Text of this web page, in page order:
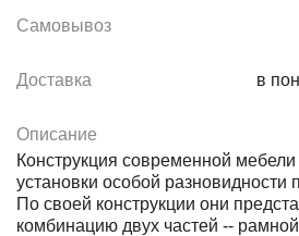
Самовывоз
Доставка в
Описание
Конструкция современной мебели
установки особой разновидности
По своей конструкции они
комбинацию двух частей --